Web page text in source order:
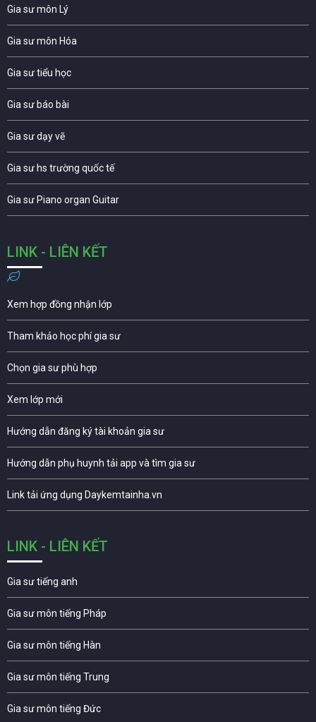
Gia sư môn Lý
Gia sư môn Hóa
Gia sư tiểu học
Gia sư báo bài
Gia sư dạy vẽ
Gia sư hs trường quốc tế
Gia sư Piano organ Guitar
LINK - LIÊN KẾT
Xem hợp đồng nhận lớp
Tham khảo học phí gia sư
Chọn gia sư phù hợp
Xem lớp mới
Hướng dẫn đăng ký tài khoản gia sư
Hướng dẫn phụ huynh tải app và tìm gia sư
Link tải ứng dụng Daykemtainha.vn
LINK - LIÊN KẾT
Gia sư tiếng anh
Gia sư môn tiếng Pháp
Gia sư môn tiếng Hàn
Gia sư môn tiếng Trung
Gia sư môn tiếng Đức